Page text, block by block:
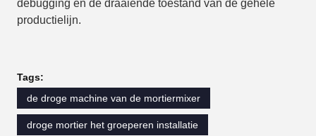
debugging en de draaiende toestand van de gehele
productielijn.
Tags:
de droge machine van de mortiermixer
droge mortier het groeperen installatie